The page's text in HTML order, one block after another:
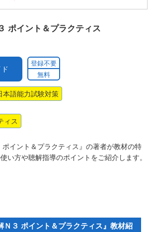
ポイント＆プラクティス
登録不要
無料
本語能力試験対策
ィス
ポイント＆プラクティス』の著者が教材の特
い方や聴解指導のポイントをご紹介します。
Ｎ３ ポイント＆プラクティス』教材紹